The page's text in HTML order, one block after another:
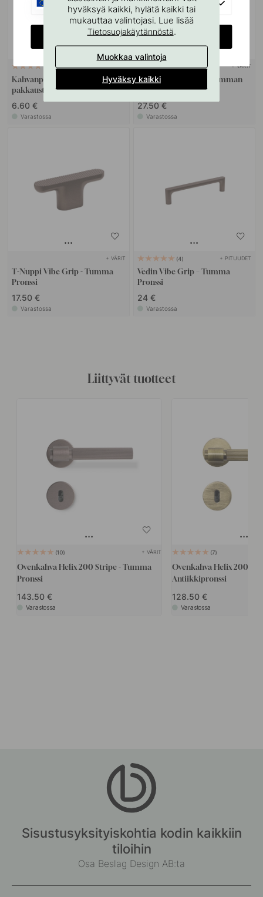
22
Kahvanpehmusteet - Musta 3
pakkausta
6.60 €
Varastossa
3 + VÄRIT
Koukku Vibe Grip - Tumman
Pronssi
27.50 €
Varastossa
+ VÄRIT
T-Nuppi Vibe Grip - Tumma
Pronssi
17.50 €
Varastossa
4 + PITUUDET
Vedin Vibe Grip – Tumma
Pronssi
24 €
Varastossa
Liittyvät tuotteet
10 + VÄRIT
Ovenkahva Helix 200 Stripe - Tumma
Pronssi
143.50
Varastossa
7
Ovenkahva Helix 200
Antiikkipronssi
128.50
Varastossa
Sisustusyksityiskohtia kodin kaikkiin
tiloihin
Osa Beslag Design AB:ta
hyväksyä kaikki, hylätä kaikki tai
mukauttaa valintojasi. Lue lisää
Tietosuojakäytännöstä.
Muokkaa valintoja
Hyväksy kaikki
EU
CHANGE COUNTRY